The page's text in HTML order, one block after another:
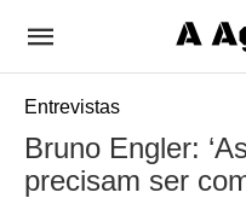
Entrevistas
Bruno Engler:
precisam ser